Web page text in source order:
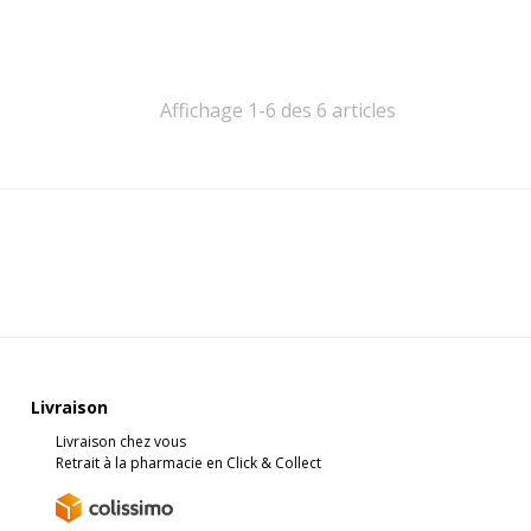
Affichage 1-6 des 6 articles
Livraison
Livraison chez vous
Retrait à la pharmacie en Click & Collect